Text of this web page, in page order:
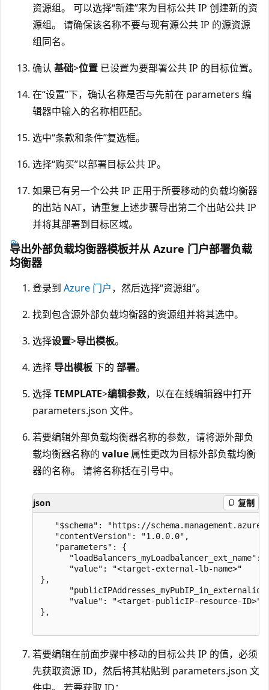
资源组。 可以选择“新建”来为目标公共 IP 创建新的资
源组。
请确保该名称不要与现有源公共 IP 的源资源
组同名。
确认 基础>位置 已设置为要部署公共 IP 的目标位置。
在“设置”下，确认名称是否与先前在 parameters 编
辑器中输入的名称相匹配。
选中“条款和条件”复选框。
选择“购买”以部署目标公共 IP。
如果已有另一个公共 IP 正用于所要移动的负载均衡器
的出站 NAT，请重复上述步骤导出第二个出站公共 IP
并将其部署到目标区域。
导出外部负载均衡器模板并从 Azure 门户部署负载
均衡器
登录到 Azure 门户，然后选择“资源组”。
找到包含源外部负载均衡器的资源组并将其选中。
选择设置>导出模板。
选择 导出模板下的 部署。
选择TEMPLATE>编辑参数，以在在线编辑器中打开
parameters.json 文件。
若要编辑外部负载均衡器名称的参数，请将源外部负
载均衡器名称的 value 属性更改为目标外部负载均衡
器的名称。 请将名称括在引号中。
json 复制
"$schema": "https://
   "contentVersion": "1.0.0.0",
   "parameters": {
"loadBalancers_myLoadbalancer_ext_name":
      "value": "<target-external-lb-name>"
},
      "value": "<target-publicIP-resource-ID>"
},
若要编辑在前面步骤中移动的目标公共 IP 的值，必须
先获取资源 ID，然后将其粘贴到 parameters.json 文
件中。 若要获取 ID：